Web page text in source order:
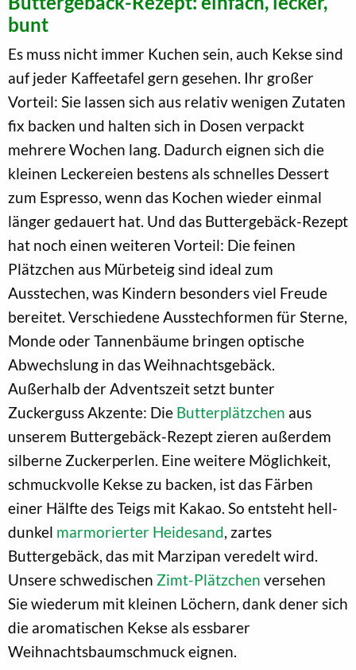
bunt
Es muss nicht immer Kuchen sein, auch Kekse sind
auf jeder Kaffeetafel gern gesehen. Ihr großer
Vorteil: Sie lassen sich aus relativ wenigen Zutaten
fix backen und halten sich in Dosen verpackt
mehrere Wochen lang. Dadurch eignen sich die
kleinen Leckereien bestens als schnelles Dessert
zum Espresso, wenn das Kochen wieder einmal
länger gedauert hat. Und das Buttergebäck-Rezept
hat noch einen weiteren Vorteil: Die feinen
Plätzchen aus Mürbeteig sind ideal zum
Ausstechen, was Kindern besonders viel Freude
bereitet. Verschiedene Ausstechformen für Sterne,
Monde oder Tannenbäume bringen optische
Abwechslung in das Weihnachtsgebäck.
Außerhalb der Adventszeit setzt bunter
Zuckerguss Akzente: Die Butterplätzchen aus
unserem Buttergebäck-Rezept zieren außerdem
silberne Zuckerperlen. Eine weitere Möglichkeit,
schmuckvolle Kekse zu backen, ist das Färben
einer Hälfte des Teigs mit Kakao. So entsteht hell-
dunkel marmorierter Heidesand, zartes
Buttergebäck, das mit Marzipan veredelt wird.
Unsere schwedischen Zimt-Plätzchen versehen
Sie wiederum mit kleinen Löchern, dank dener sich
die aromatischen Kekse als essbarer
Weihnachtsbaumschmuck eignen.